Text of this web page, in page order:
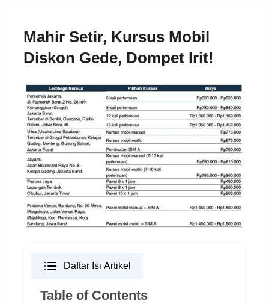
Mahir Setir, Kursus Mobil
Diskon Gede, Dompet Irit!
Daftar Isi Artikel
Table of Contents